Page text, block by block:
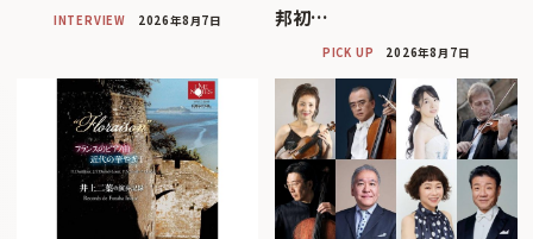
INTERVIEW 2026年8月7日
邦初…
PICK UP 2026年8月7日